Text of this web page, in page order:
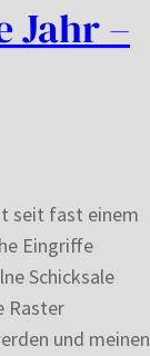
Jahr –
seit fast einem
Eingriffe
Schicksale
Raster
und meinen